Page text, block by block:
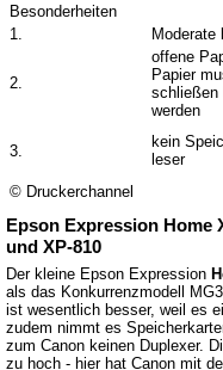
Besonderheiten
1.
2.
offene
Papier
schließen
werden
3.
kein
leser
© Druckerchannel
Epson Expression Home
und XP-810
Der kleine Epson Expression
als das Konkurrenzmodell
ist wesentlich besser, weil es
zudem nimmt es
zum Canon keinen Duplexer.
zu hoch - hier hat Canon mit